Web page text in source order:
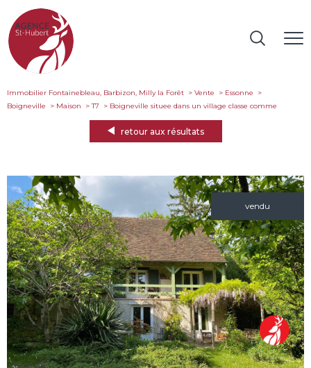
Immobilier Fontainebleau, Barbizon, Milly la Forêt Vente
Essonne
Boigneville
Maison T7 boigneville situee dans un village classe comme
retour aux résultats
vendu